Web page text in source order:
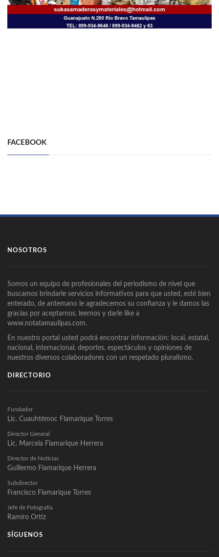
FACEBOOK
NOSOTROS
Somos un equipo de profesionales del periodismo de nivel que
buscamos brindarle servicios informativos para que usted, esté bien
enterado, de antemano le agradecemos su confianza y le damos las
gracias por aceptarnos, leernos y darle like a
www.notatamaulipas.com.
En nuestro portal usted podrá encontrar información: local, estatal,
nacional, internacional, deportes, espectáculos y opiniones de
nuestros diversos colaboradores con un respetado pluralismo.
DIRECTORIO
Fundador
Lic. Cuauhtémoc Flamarique Torres
Director General
Lic. Marcela Flamarique Herrera
Director de Noticias
Guillermo Flamarique Herrera
Subdirector
Francisco Flamarique Torres
Jefe de Fotografía
Ramiro Ortíz
SÍGUENOS